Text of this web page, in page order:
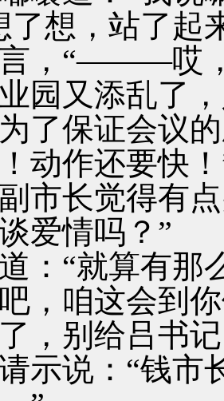
了想，站了起
，“———哎
园又添乱了
了保证会议
动作还要快
市长觉得有
爱情吗？”
：“就算有那
，咱这会到
，别给吕书
示说：“钱市